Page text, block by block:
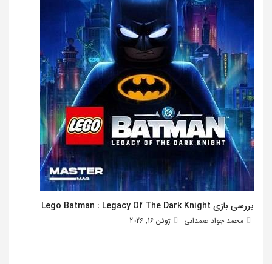
بررسی بازی Lego Batman : Legacy Of The Dark Knight
محمد جواد صمدانی ژوئن 16, 2026